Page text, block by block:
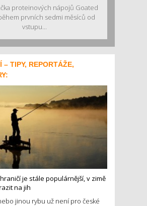
proteinových nápojů Goated
prvních sedmi měsíců od
vstupu...
– TIPY, REPORTÁŽE,
je stále populárnější, v zimě
na jih
jinou rybu už není pro české